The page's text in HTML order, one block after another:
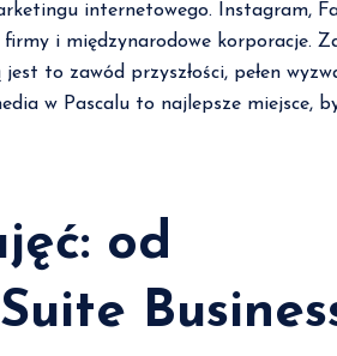
internetowego.
i międzynarodowe korporacje.
to zawód przyszłości, pełen
w Pascalu to najlepsze miejsce,
od